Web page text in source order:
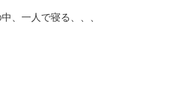
、一人で寝る、、、